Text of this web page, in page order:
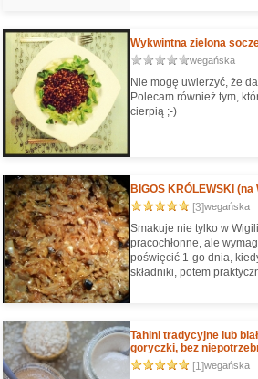
Wykwintna zielona
wegańska
Nie mogę uwierzyć, że
Polecam również tym,
cierpią ;-)
BIGOS KRÓLEWSKI
[3]wegańska
Smakuje nie tylko w
pracochłonne, ale
poświęcić 1-go dnia,
składniki, potem
Tahini tradycyjne lub
goryczki, bez
[1]wegańska